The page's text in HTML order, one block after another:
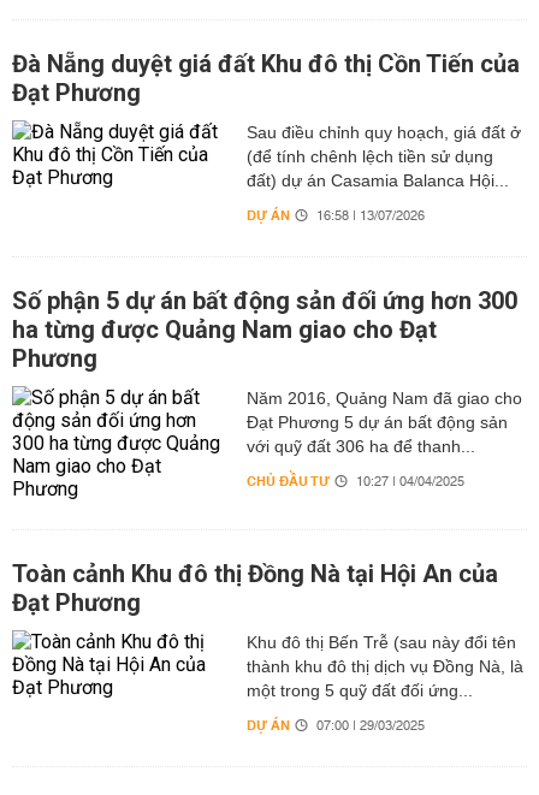
Đà Nẵng duyệt giá đất Khu đô thị Cồn Tiến của
Đạt Phương
Sau điều chỉnh quy hoạch, giá đất ở
(để tính chênh lệch tiền sử dụng
đất) dự án Casamia Balanca Hội...
DỰ ÁN 16:58 | 13/07/2026
Số phận 5 dự án bất động sản đối ứng hơn 300
ha từng được Quảng Nam giao cho Đạt
Phương
Năm 2016, Quảng Nam đã giao cho
Đạt Phương 5 dự án bất động sản
với quỹ đất 306 ha để thanh...
CHỦ ĐẦU TƯ 10:27 | 04/04/2025
Toàn cảnh Khu đô thị Đồng Nà tại Hội An của
Đạt Phương
Khu đô thị Bến Trễ (sau này đổi tên
thành khu đô thị dịch vụ Đồng Nà, là
một trong 5 quỹ đất đối ứng...
DỰ ÁN 07:00 | 29/03/2025